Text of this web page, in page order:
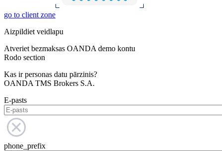
go to client zone
Aizpildiet veidlapu
Atveriet bezmaksas OANDA demo kontu
Rodo section
Kas ir personas datu pārzinis?
OANDA TMS Brokers S.A.
E-pasts
phone_prefix